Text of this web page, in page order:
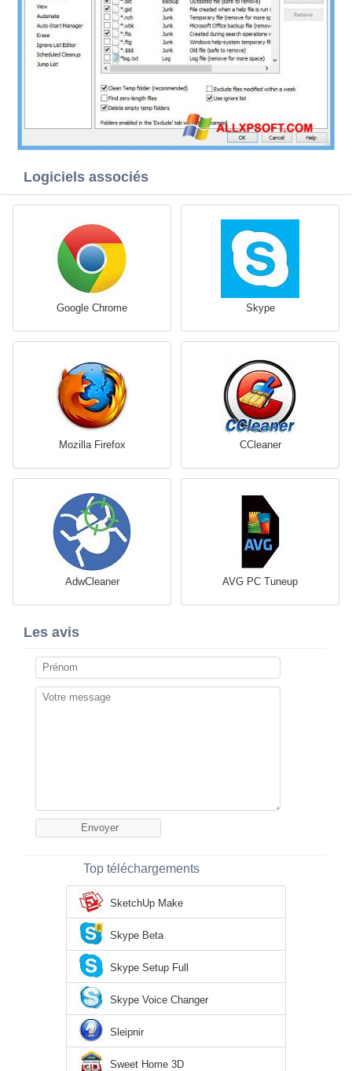
Logiciels associés
Google Chrome Skype
Mozilla Firefox CCleaner
AdwCleaner AVG PC Tuneup
Les avis
Top téléchargements
SketchUp Make
Skype Beta
Skype Setup Full
Skype Voice Changer
Sleipnir
Sweet Home 3D